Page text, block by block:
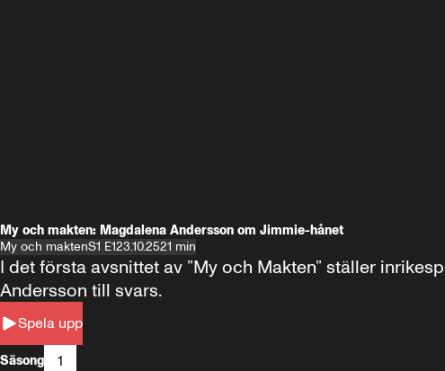
My och makten: Magdalena Andersson om Jimmie-hånet
My och maktenS1 E123.10.2521 min
Spela upp
I det första avsnittet av ”My och Makten” ställer
Andersson till svars.
Säsong 1